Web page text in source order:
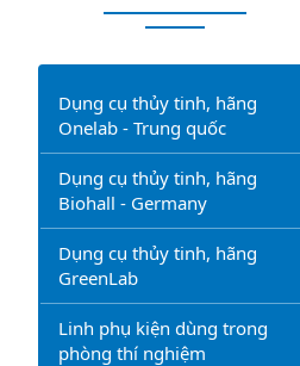
Dụng cụ thủy tinh, hãng
Onelab - Trung quốc
Dụng cụ thủy tinh, hãng
Biohall - Germany
Dụng cụ thủy tinh, hãng
GreenLab
Linh phụ kiện dùng trong
phòng thí nghiệm